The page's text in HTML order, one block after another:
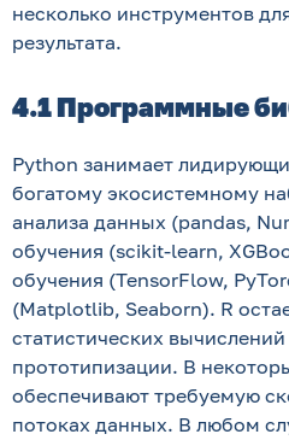
несколько инструментов
результата.
4.1 Программные
Python занимает
богатому экосистемному
анализа данных (pandas,
обучения (scikit-learn,
обучения (TensorFlow,
(Matplotlib, Seaborn). R
статистических
прототипизации. В
обеспечивают требуемую
потоках данных. В любом